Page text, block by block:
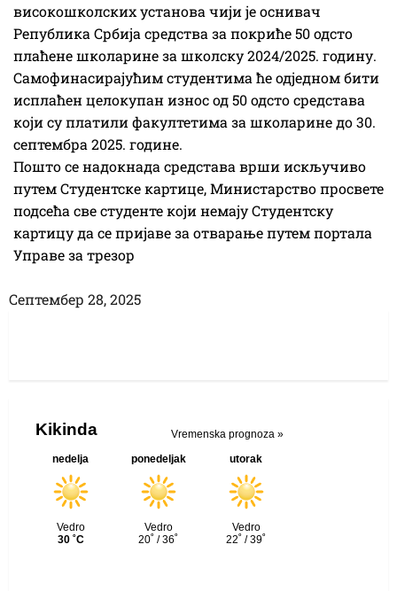
високошколских установа чији је оснивач
Република Србија средства за покриће 50 одсто
плаћене школарине за школску 2024/2025. годину.
Самофинасирајућим студентима ће одједном бити
исплаћен целокупан износ од 50 одсто средстава
који су платили факултетима за школарине до 30.
септембра 2025. године.
Пошто се надокнада средстава врши искључиво
путем Студентске картице, Министарство просвете
подсећа све студенте који немају Студентску
картицу да се пријаве за отварање путем портала
Управе за трезор
Септембер 28, 2025